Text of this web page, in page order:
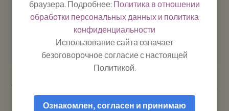
Как пользоваться
Полезная информация
Мой аккаунт
Системы Связи:
г. Красноярск, ул.
Работаем:Пн-Пт:
10:00–18:00
-
Телефон:+7-
391-249-1040
Тел.|WA|Telegram:
+79029904090
Optim-TRAVEL — Рация Си-Би (CB) 27 МГц автомобильная
браузера. Подробнее: Политика в отношении
обработки персональных данных и политика
конфиденциальности
Использование сайта означает
безоговорочное согласие с настоящей
Политикой.
Ознакомлен, согласен и принимаю